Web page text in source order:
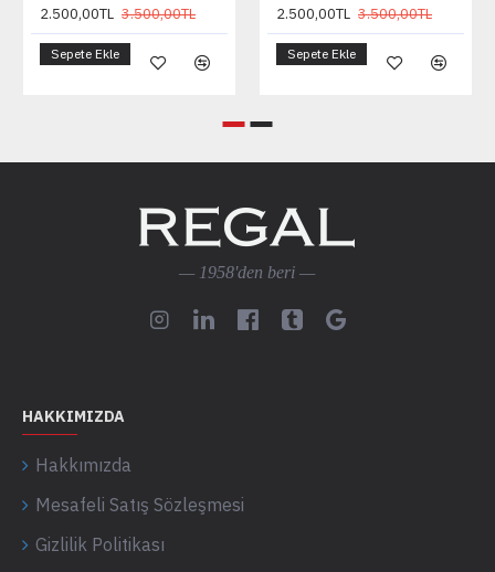
2.500,00TL 3.500,00TL
Sepete Ekle
2.500,00TL 3.500,00TL
Sepete Ekle
— 1958'den beri —
HAKKIMIZDA
Hakkımızda
Mesafeli Satış Sözleşmesi
Gizlilik Politikası